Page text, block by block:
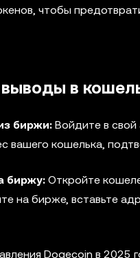
чтобы
в
биржи: Войдите в
вашего кошелька,
биржу: Откройте
на бирже, вставьте
Dogecoin в 2025